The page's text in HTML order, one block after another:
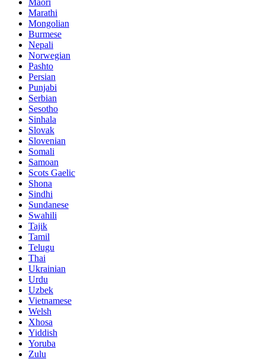
Marathi
Mongolian
Burmese
Nepali
Norwegian
Pashto
Persian
Punjabi
Serbian
Sesotho
Sinhala
Slovak
Slovenian
Somali
Samoan
Scots Gaelic
Shona
Sindhi
Sundanese
Swahili
Tajik
Tamil
Telugu
Thai
Ukrainian
Urdu
Uzbek
Vietnamese
Welsh
Xhosa
Yiddish
Yoruba
Zulu